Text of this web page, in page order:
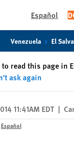
Español
Venezuela El
read this page in
ask again
11:41AM EDT |
Español